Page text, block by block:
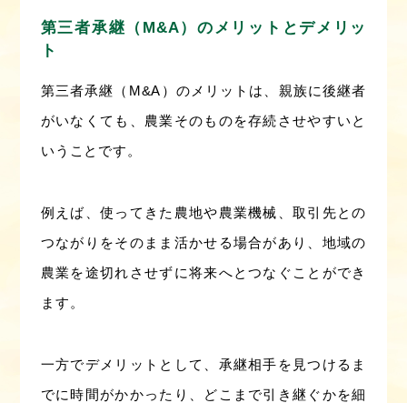
第三者承継（M&A）のメリットとデメリッ
ト
第三者承継（M&A）のメリットは、親族に後継者
がいなくても、農業そのものを存続させやすいと
いうことです。
例えば、使ってきた農地や農業機械、取引先との
つながりをそのまま活かせる場合があり、地域の
農業を途切れさせずに将来へとつなぐことができ
ます。
一方でデメリットとして、承継相手を見つけるま
でに時間がかかったり、どこまで引き継ぐかを細